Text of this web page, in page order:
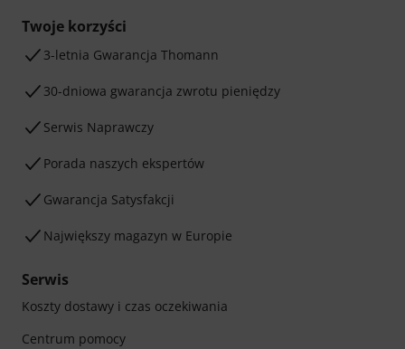
Twoje korzyści
3-letnia Gwarancja Thomann
30-dniowa gwarancja zwrotu pieniędzy
Serwis Naprawczy
Porada naszych ekspertów
Gwarancja Satysfakcji
Największy magazyn w Europie
Serwis
Koszty dostawy i czas oczekiwania
Centrum pomocy